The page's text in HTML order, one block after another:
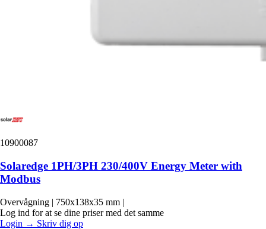
10900087
Solaredge 1PH/3PH 230/400V Energy Meter with
Modbus
Overvågning | 750x138x35 mm |
Log ind for at se dine priser med det samme
Login → Skriv dig op